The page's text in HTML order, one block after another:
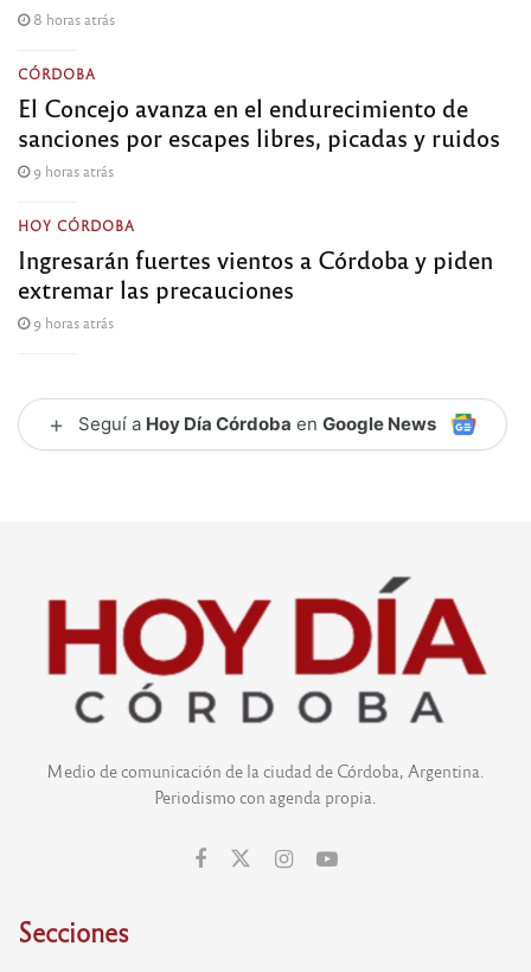
8 horas atrás
CÓRDOBA
El Concejo avanza en el endurecimiento de
sanciones por escapes libres, picadas y ruidos
9 horas atrás
HOY CÓRDOBA
Ingresarán fuertes vientos a Córdoba y piden
extremar las precauciones
9 horas atrás
+ Seguí a Hoy Día Córdoba en Google News
Medio de comunicación de la ciudad de Córdoba, Argentina.
Periodismo con agenda propia.
Secciones